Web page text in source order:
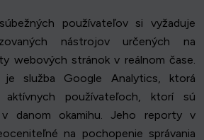
používateľov si vyžaduje
nástrojov určených na
webových stránok v reálnom čase.
je služba Google Analytics, ktorá
používateľoch, ktorí sú
danom okamihu. Jeho reporty v
na pochopenie správania